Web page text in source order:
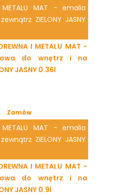
METALU MAT - emalia
ZIELONY JASNY
I METALU MAT -
do wnętrz i na
JASNY 0.36l
Zamów
METALU MAT - emalia
ZIELONY JASNY
I METALU MAT -
do wnętrz i na
JASNY 0.9l